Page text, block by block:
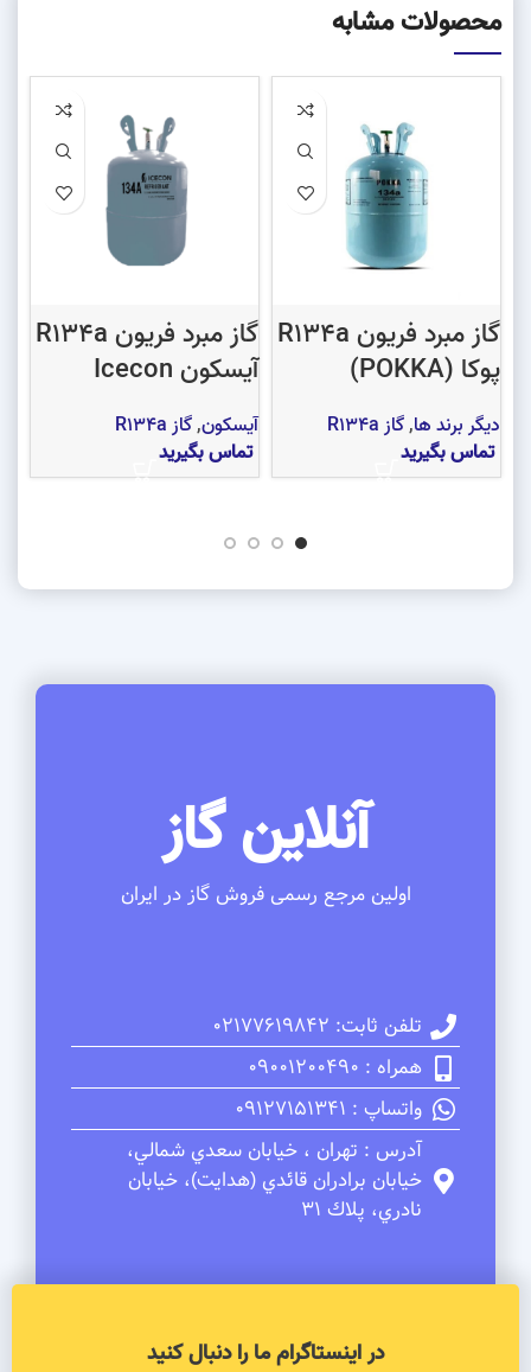
محصولات مشابه
گاز مبرد فریون R134a
پوکا (POKKA)
دیگر برند ها,گاز R134a
تماس بگیرید
گاز مبرد فریون R134a
آیسکون Icecon
آیسکون,گاز R134a
تماس بگیرید
آنلاین گاز
اولین مرجع رسمی فروش گاز در ایران
تلفن ثابت: 02177619842
همراه : 09001200490
واتساپ : 09127151341
آدرس : تهران ، خيابان سعدي شمالي،
خيابان برادران قائدي (هدايت)، خيابان
نادري، پلاك 31
در اینستاگرام ما را دنبال کنید